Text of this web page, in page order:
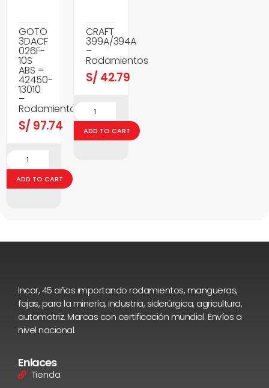
GOTO
3DACF
026F-
10S
ABS =
42450-
13010
–
Rodamientos
S/ 97.74
ADD TO CART
CRAFT
399A/394A
–
Rodamientos
S/ 42.79
ADD TO CART
Incor, 45 años importando rodamientos, mangueras,
fajas, para la minería, industria, siderúrgica, agricultura,
automotriz. Marcas con certificación mundial. Envíos a
nivel nacional.
Enlaces
Tienda